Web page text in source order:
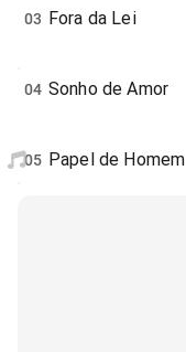
03 Fora da Lei
04 Sonho de Amor
05 Papel de Homem